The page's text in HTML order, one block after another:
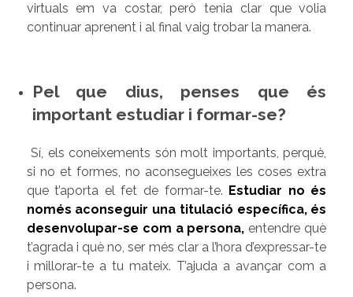
virtuals em va costar, però tenia clar que volia
continuar aprenent i al final vaig trobar la manera.
Pel que dius, penses que és
important estudiar i formar-se?
Sí, els coneixements són molt importants, perquè,
si no et formes, no aconsegueixes les coses extra
que t’aporta el fet de formar-te. Estudiar no és
només aconseguir una titulació específica, és
desenvolupar-se com a persona, entendre què
t’agrada i què no, ser més clar a l’hora d’expressar-te
i millorar-te a tu mateix. T’ajuda a avançar com a
persona.